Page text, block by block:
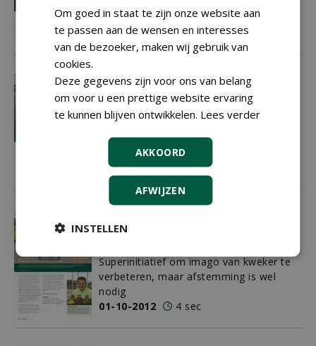
Recirculatie, méér dan zomaar even
water geven!
01-10-2012
morgen
Superinitiatief om imago van kweker te
verbeteren, maar afstemming is wel
nodig
01-10-2012
4 sec
Om goed in staat te zijn onze website aan
te passen aan de wensen en interesses
van de bezoeker, maken wij gebruik van
cookies.
Deze gegevens zijn voor ons van belang
om voor u een prettige website ervaring
te kunnen blijven ontwikkelen. Lees verder
AKKOORD
AFWIJZEN
INSTELLEN